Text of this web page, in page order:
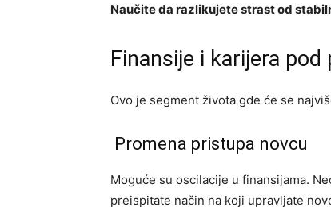
Naučite da razlikujete strast od
Finansije i karijera
Ovo je segment života gde će se
Promena pristupa novcu
Moguće su oscilacije u finansijama.
preispitate način na koji upravljate